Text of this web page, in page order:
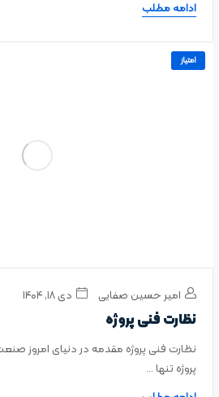
ادامه مطلب
امتیاز
امیر حسین صفایی دی ۱۸, ۱۴۰۴
نظارت فنی پروژه
نظارت فنی پروژه مقدمه در دنیای امروز
پروژه تنها ...